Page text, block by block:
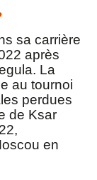
sa carrière
après
La
au tournoi
perdues
de Ksar
en